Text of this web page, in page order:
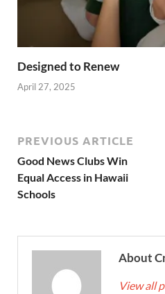
Designed to Renew
April 27, 2025
PREVIOUS ARTICLE
Good News Clubs Win
Equal Access in Hawaii
Schools
About
View all